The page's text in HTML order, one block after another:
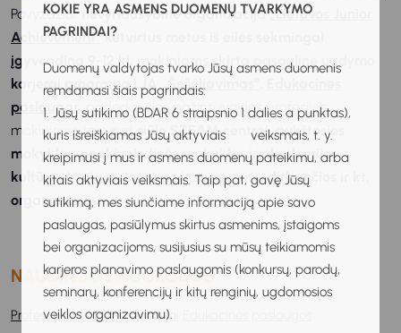
KOKIE YRA ASMENS DUOMENŲ TVARKYMO
PAGRINDAI?
Duomenų valdytojas tvarko Jūsų asmens duomenis
remdamasi šiais pagrindais:
1. Jūsų sutikimo (BDAR 6 straipsnio 1 dalies a punktas),
kuris išreiškiamas Jūsų aktyviais veiksmais, t. y.
kreipimusi į mus ir asmens duomenų pateikimu, arba
kitais aktyviais veiksmais. Taip pat, gavę Jūsų
sutikimą, mes siunčiame informaciją apie savo
paslaugas, pasiūlymus skirtus asmenims, įstaigoms
bei organizacijoms, susijusius su mūsų teikiamomis
karjeros planavimo paslaugomis (konkursų, parodų,
seminarų, konferencijų ir kitų renginių, ugdomosios
veiklos organizavimu).
Pavyzdžiui, nevyriausybinė organizacija„Lietuvos Junior
Achievement“ketvirtus metus iš eilės sėkmingai
įgyvendina 9-12 kl. mokiniams skirtą pasaulinę ugdymo
karjerai programą LJA
„Šešėliavimas”
paslaugas , padedančias pažinti įvairias profesijas,
mokiniams taip patsiūlo STEAM centrai, aukštosios
mokyklos, neakivaizdinės mokyklos ir akademijos,
kultūros įstaigos, jaunimo ir su jaunimu dirbančios ir kt.
organizacijos.
NAUDINGOS NUORODOS
Profesinio veiklinimo renginiai